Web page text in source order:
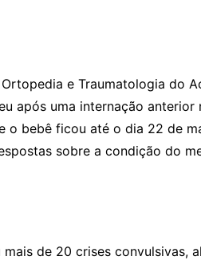
e Traumatologia do
após uma internação anterior
o bebê ficou até o dia 22 de
sobre a condição do
de 20 crises convulsivas,